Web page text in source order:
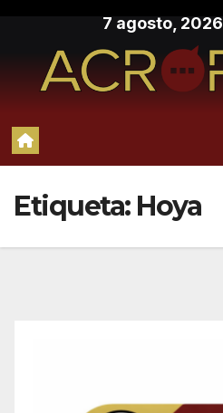
contenido
7 agosto, 2026
Etiqueta: Hoya